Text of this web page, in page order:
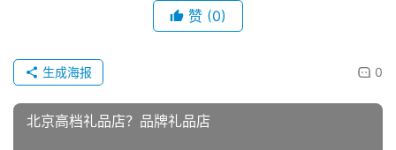
赞 (0)
0
生成海报
北京高档礼品店？品牌礼品店